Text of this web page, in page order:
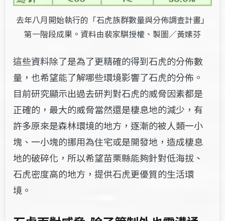
去年八月開始執行的「石虎族群數量與分佈調查計畫」
第一階段成果。資料由裴家騏授權、製圖／黃嫊芬
這些資料除了是為了更精確的得到石虎的分佈數
量，也希望能了解哪些環境影響了石虎的分佈。
目前研究顯示出過去研判對石虎的威脅因素都是
正確的，最大的威脅當然還是棲息地的減少，有
許多原來是森林環境的地方，逐漸的被人類一小
塊、一小塊的挪用為住宅或是開發地，造成棲息
地的破碎化，所以希望苗栗縣能夠針對低海拔、
石虎密度高的地方，提供石虎更優質的生活環
境。